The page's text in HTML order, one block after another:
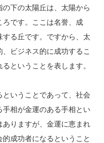
下の太陽丘は、太陽から
です。ここは名誉、成
る丘です。ですから、太
ビジネス的に成功するこ
ということを表します。
いうことであって、社会
相が金運のある手相とい
ありますが、金運に恵まれ
成功者になるということ